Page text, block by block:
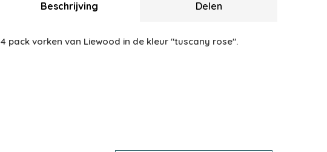
Beschrijving Delen
4 pack vorken van Liewood in de kleur "tuscany rose".